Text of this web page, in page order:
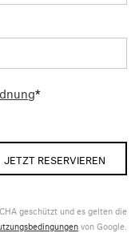
*
JETZT RESERVIEREN
geschützt und es gelten die
von Google.